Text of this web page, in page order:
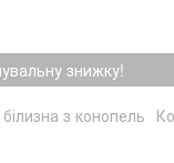
знижку!
з конопель